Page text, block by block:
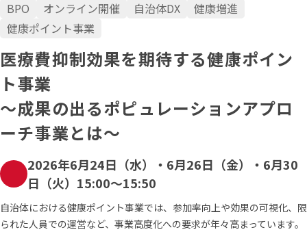
BPO オンライン開催 自治体DX
健康増進
健康ポイント事業
医療費抑制効果を期待する健康ポイン
ト事業
～成果の出るポピュレーションアプロ
ーチ事業とは～
2026年6月24日（水）・6月26日（金）・6月30
日（火）15:00～15:50
自治体における健康ポイント事業では、参加率向上や効果の可視化、限
られた人員での運営など、事業高度化への要求が年々高まっています。